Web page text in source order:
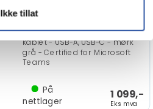
Ikke tillatJabra Speak2 40 MS -
Høyttalende håndfri
telefon
kablet - USB-A, USB-C - mørk
grå - Certified for Microsoft
Teams
1 099,-
Eks mva
På
nettlager